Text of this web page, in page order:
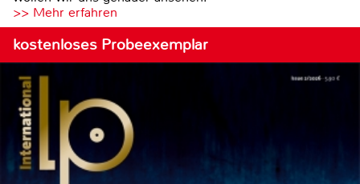
>> Mehr erfahren
kostenloses Probeexemplar